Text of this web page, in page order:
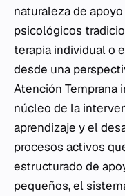
naturaleza de
psicológicos
terapia individual o
desde una
Atención Temprana
núcleo de la
aprendizaje y el
procesos activos
estructurado de
pequeños, el